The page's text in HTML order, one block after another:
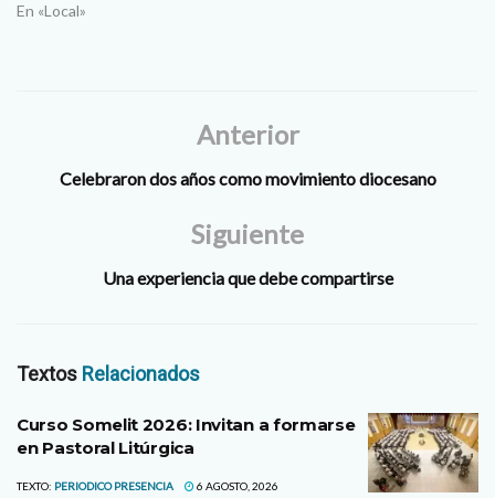
En «Local»
Anterior
Celebraron dos años como movimiento diocesano
Siguiente
Una experiencia que debe compartirse
Textos Relacionados
Curso Somelit 2026: Invitan a formarse
en Pastoral Litúrgica
TEXTO: PERIODICO PRESENCIA 6 AGOSTO, 2026